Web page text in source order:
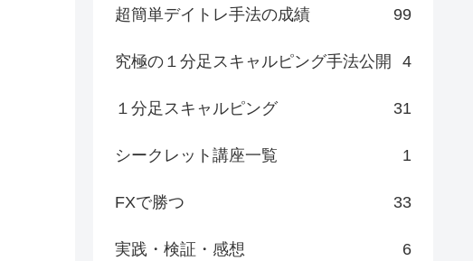
超簡単デイトレ手法の成績 99
究極の１分足スキャルピング手法公開 4
１分足スキャルピング 31
シークレット講座一覧 1
FXで勝つ 33
実践・検証・感想 6